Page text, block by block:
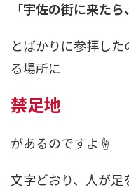
「宇佐の街に来た
とばかりに参拝し
る場所に
禁足地
があるのですよ☝️
文字どおり、人が